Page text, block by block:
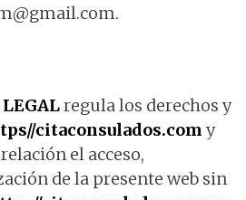
.
regula los derechos y
citaconsulados.com y
el acceso,
de la presente web sin